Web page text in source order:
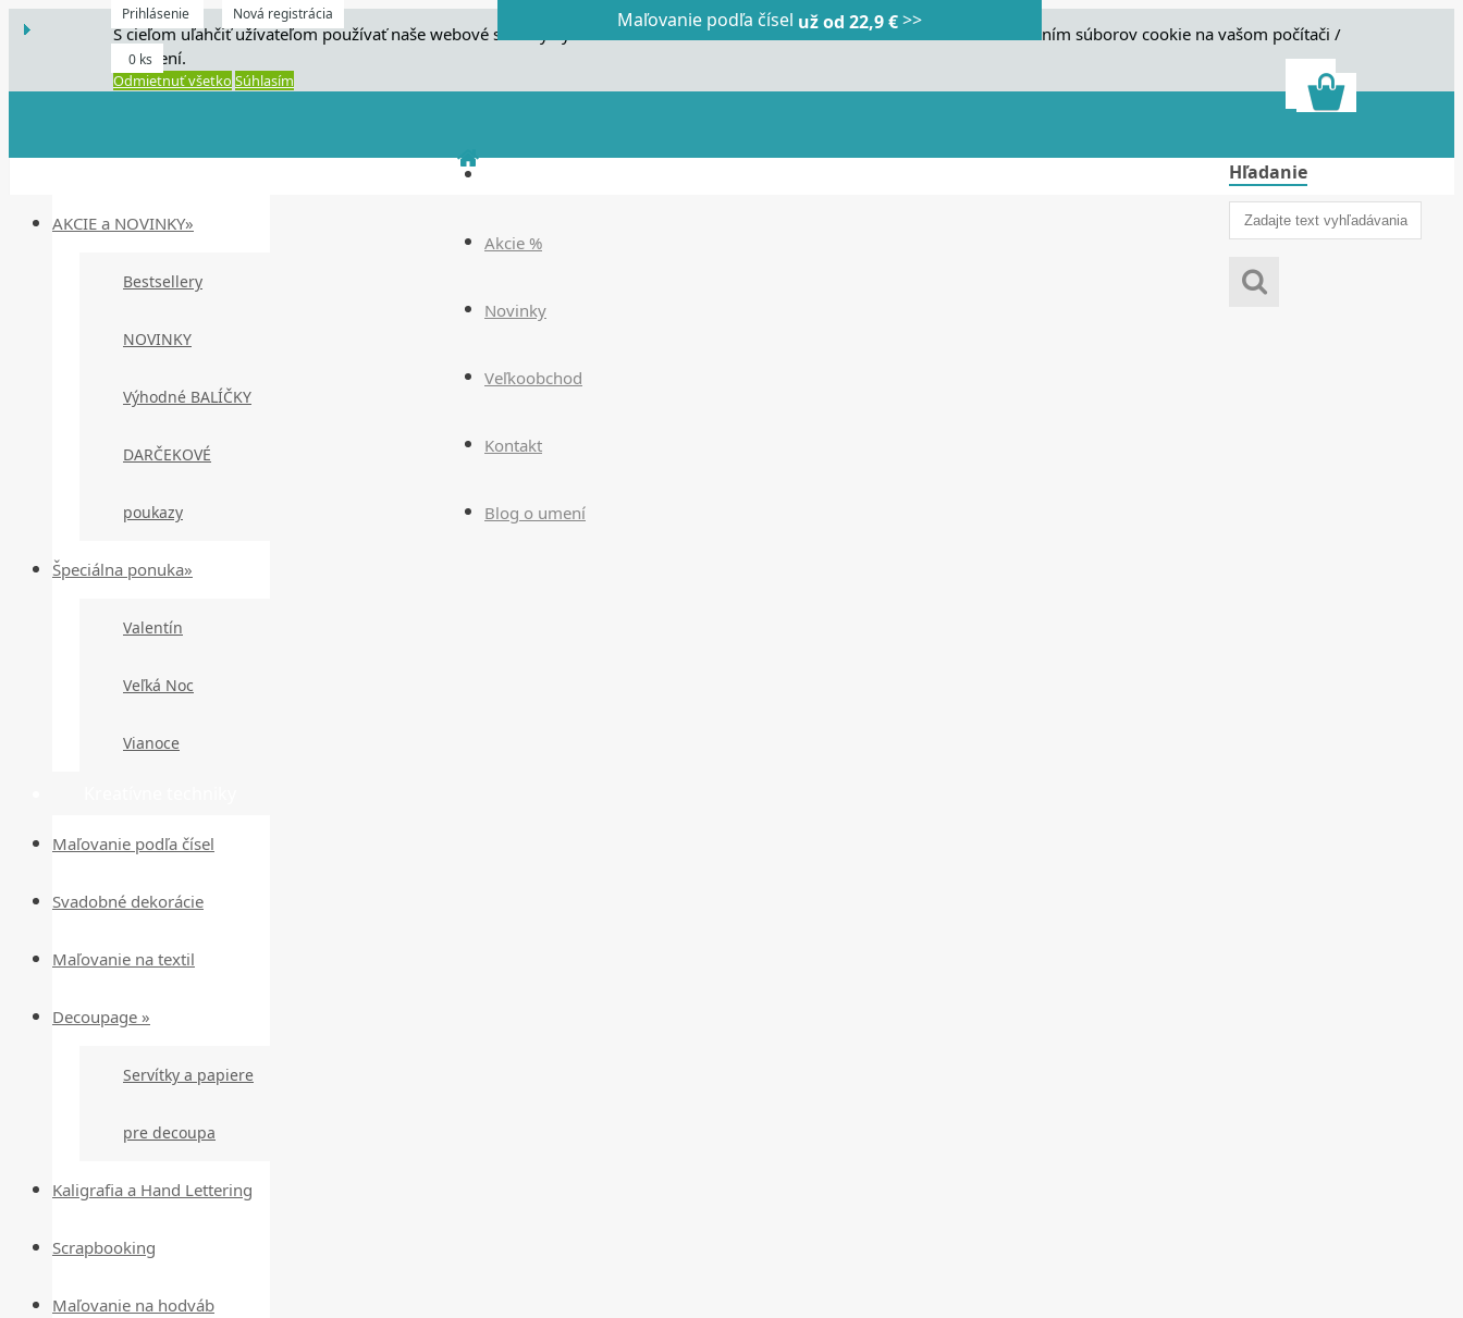
S cieľom uľahčiť užívateľom používať naše webové stránky využívame cookies. Používaním našich stránok súhlasíte s ukladaním súborov cookie na vašom počítači /
zariadení.
Odmietnuť všetko Súhlasím
Akcie %
Novinky
Veľkoobchod
Kontakt
Blog o umení
Hľadanie
Prihlásenie Nová registrácia
0 ks
AKCIE a NOVINKY»
Bestsellery
NOVINKY
Výhodné BALÍČKY
DARČEKOVÉ
poukazy
Špeciálna ponuka»
Valentín
Veľká Noc
Vianoce
Maľovanie podľa čísel
Svadobné dekorácie
Maľovanie na textil
Decoupage »
Servítky a papiere
pre decoupa
Kaligrafia a Hand Lettering
Scrapbooking
Maľovanie na hodváb
Dnes maľovanie podľa čísel|už od 9,90€
Dnes veľký horúci výpredaj|zľavy až 90%
Maľovanie podľa čísel už od 22,9 €>>